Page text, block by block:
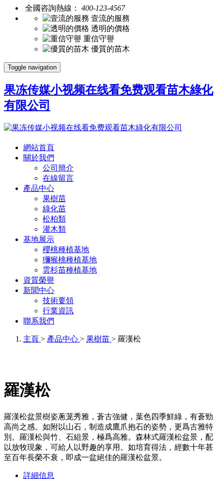
全國咨詢熱線： 400-123-4567
壹流的服務
透明的價格
重信守譽
優質的苗木
Toggle navigation
果冻传媒小视频在线看免费观看苗木綠化
有限公司
網站首頁
關於我們
公司簡介
在線留言
產品中心
果樹苗
綠化苗
松柏類
灌木類
基地展示
櫻桃種植基地
獼猴桃種植基地
雲杉苗種植基地
資質榮譽
新聞中心
技術要領
行業資訊
聯系我們
主頁 > 產品中心 > 果樹苗 > 羅漢松
羅漢松
羅漢松盆景樹姿蔥茏秀雅，蒼古強健，葉色四季鮮綠，有蒼勁
高尚之感。如附以山石，制造成鷹爪抱石的姿勢，更爲古雅特
別。羅漢松與竹、石組景，極爲高雅。森林式羅漢松盆景，配
以放牧現象，可給人以野趣的享用。如培育得法，經數十年甚
至百年長榮不衰，即成一盆絕佳的羅漢松盆景。
詳細信息